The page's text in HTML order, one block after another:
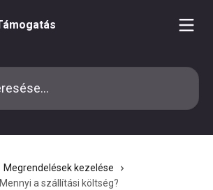
Megrendelések kezelése
Mennyi a szállítási költség?